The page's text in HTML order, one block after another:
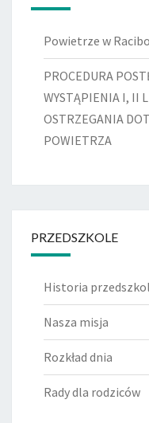
Powietrze w
PROCEDURA
WYSTĄPIENIA I, II
OSTRZEGANIA
POWIETRZA
PRZEDSZKOLE
Historia
Nasza misja
Rozkład dnia
Rady dla rodziców